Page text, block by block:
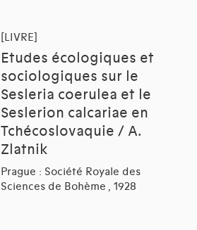
[LIVRE]
Etudes écologiques et
sociologiques sur le
Sesleria coerulea et le
Seslerion calcariae en
Tchécoslovaquie / A.
Zlatnik
Prague : Société Royale des
Sciences de Bohème , 1928